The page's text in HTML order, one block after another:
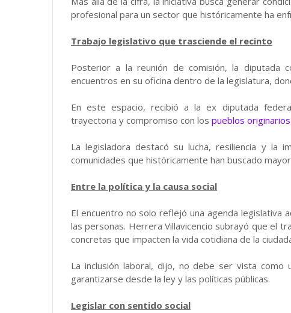
profesional para un sector que históricamente ha
Trabajo legislativo que trasciende el recinto
Posterior a la reunión de comisión, la diputada
encuentros en su oficina dentro de la legislatura,
En este espacio, recibió a la ex diputada
trayectoria y compromiso con los pueblos originarios
La legisladora destacó su lucha, resiliencia y la
comunidades que históricamente han buscado
Entre la política y la causa social
El encuentro no solo reflejó una agenda legislativa
las personas. Herrera Villavicencio subrayó que el
concretas que impacten la vida cotidiana de la
La inclusión laboral, dijo, no debe ser vista como
garantizarse desde la ley y las políticas públicas.
Legislar con sentido social